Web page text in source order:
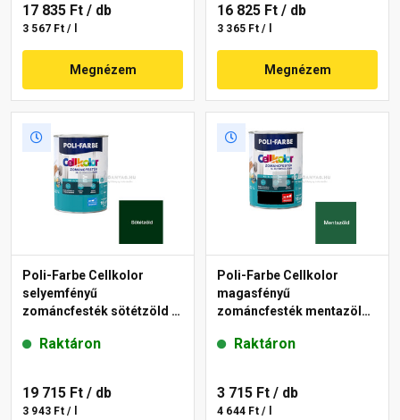
17 835 Ft / db
3 567 Ft / l
Megnézem
16 825 Ft / db
3 365 Ft / l
Megnézem
Poli-Farbe Cellkolor
selyemfényű
zománcfesték sötétzöld 5
Raktáron
19 715 Ft / db
3 943 Ft / l
Poli-Farbe Cellkolor
magasfényű
zománcfesték mentazöld
Raktáron
3 715 Ft / db
4 644 Ft / l